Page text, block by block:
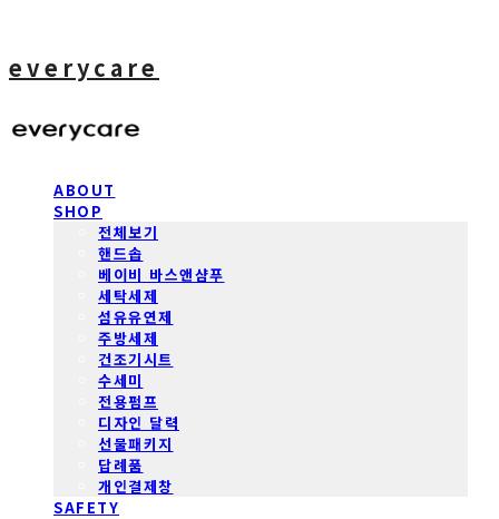
everycare
ABOUT
SHOP
전체보기
핸드솝
베이비 바스앤샴푸
세탁세제
섬유유연제
주방세제
건조기시트
수세미
전용펌프
디자인 달력
선물패키지
답례품
개인결제창
SAFETY